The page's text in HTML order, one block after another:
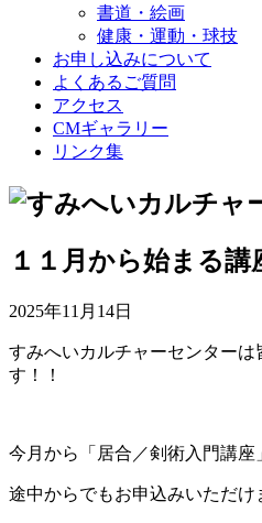
書道・絵画
健康・運動・球技
お申し込みについて
よくあるご質問
アクセス
CMギャラリー
リンク集
１１月から始まる講
2025年11月14日
すみへいカルチャーセンターは
す！！
今月から「居合／剣術入門講座
途中からでもお申込みいただけ